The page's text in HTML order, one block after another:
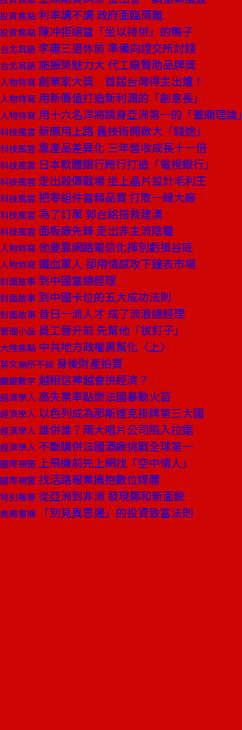
投資焦點 利率調不調 政府面臨兩難
投資焦點 陳冲拒絕當「坐以待併」的鴨子
台北耳語 李庸三退休前 準備向證交所討錢
台北耳語 施振榮魅力大 代工廠贊助品牌獎
人物特寫 創業家大獎 首屆台灣得主出爐！
人物特寫 用新價值打造新利潤的「創意長」
人物特寫 用十六名洋將躋身亞洲第一的「蓋廟理論」
科技風雲 新應用上路 舊技術開啟大「錢途」
科技風雲 靠產品差異化 三年營收成長十一倍
科技風雲 日本軟體銀行跨行打造「電視銀行」
科技風雲 走出殺價戰場 坐上晶片設計毛利王
科技風雲 把零組件當精品賣 打敗一線大廠
科技風雲 為了訂單 郭台銘搭救建漢
科技風雲 面板廠先鋒 走出非主流陰霾
人物特寫 他要靠網路電信化揮別虧損谷底
人物特寫 鐵血軍人 卻用情感攻下鐘表市場
封面故事 到中國當總經理
封面故事 到中國卡位的五大成功法則
封面故事 昔日一流人才 成了流浪總經理
管理小品 員工晉升前 先幫他「拔釘子」
大陸焦點 中共地方政權黑幫化〈上〉
英文無所不談 身後財產拍賣
關鍵數字 越相信神越會拚經濟？
經濟學人 高失業率點燃法國暴動火苗
經濟學人 以色列成為那斯達克掛牌第三大國
經濟學人 誰併誰？兩大唱片公司陷入拉鋸
經濟學人 不斷購併法國酒廠挑戰全球第一
國際視窗 上飛機前先上網找「空中情人」
國際視窗 找活路報業擁抱數位媒體
特別報導 從亞洲到非洲 發現鄭和新面貌
商周書摘 「別見異思遷」的投資致富法則